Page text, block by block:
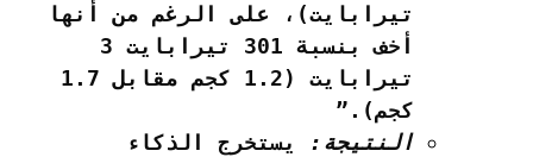
تيرابايت)، على الرغم من أنها
أخف بنسبة 301 تيرابايت 3
تيرابايت (1.2 كجم مقابل 1.7
كجم).”
النتيجة:
يستخرج الذكاء